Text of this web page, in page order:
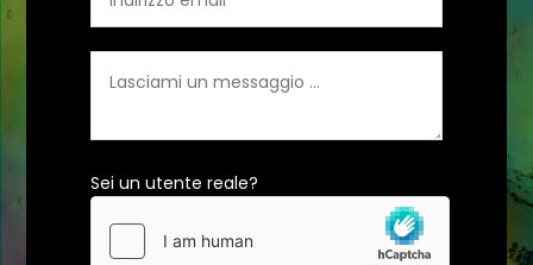
Sei un utente reale?